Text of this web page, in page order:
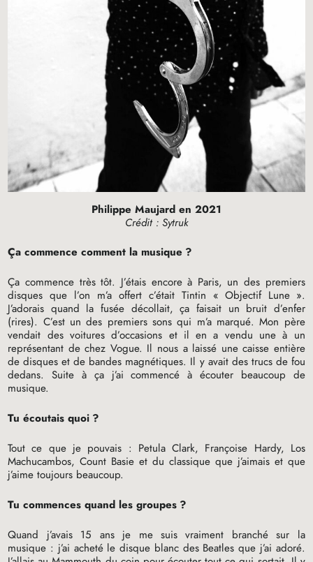
Philippe Maujard en 2021
Crédit : Sytruk
Ça commence comment la musique ?
Ça commence très tôt. J’étais encore à Paris, un des premiers
disques que l’on m’a offert c’était Tintin « Objectif Lune ».
J’adorais quand la fusée décollait, ça faisait un bruit d’enfer
(rires). C’est un des premiers sons qui m’a marqué. Mon père
vendait des voitures d’occasions et il en a vendu une à un
représentant de chez Vogue. Il nous a laissé une caisse entière
de disques et de bandes magnétiques. Il y avait des trucs de fou
dedans. Suite à ça j’ai commencé à écouter beaucoup de
musique.
Tu écoutais quoi ?
Tout ce que je pouvais : Petula Clark, Françoise Hardy, Los
Machucambos, Count Basie et du classique que j’aimais et que
j’aime toujours beaucoup.
Tu commences quand les groupes ?
Quand j’avais 15 ans je me suis vraiment branché sur la
musique : j’ai acheté le disque blanc des Beatles que j’ai adoré.